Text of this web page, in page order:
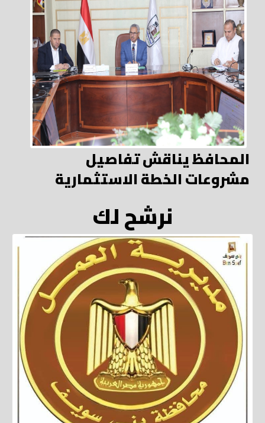
المحافظ يناقش تفاصيل
مشروعات الخطة الاستثمارية
نرشح لك